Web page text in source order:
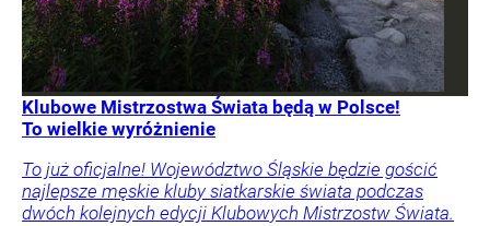
Klubowe Mistrzostwa Świata będą w Polsce!
To wielkie wyróżnienie
To już oficjalne! Województwo Śląskie będzie gościć
najlepsze męskie kluby siatkarskie świata podczas
dwóch kolejnych edycji Klubowych Mistrzostw Świata.